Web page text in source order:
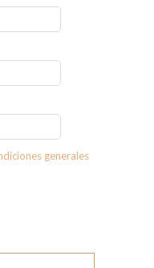
generales